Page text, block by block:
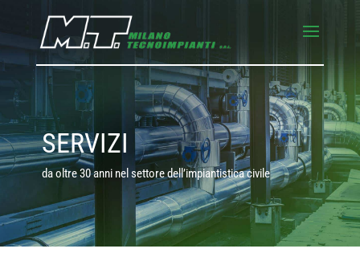
SERVIZI
da oltre 30 anni nel settore dell’impiantistica civile